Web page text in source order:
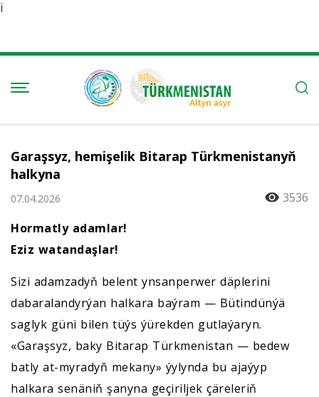
Ï
Garaşsyz, hemişelik Bitarap Türkmenistanyň
halkyna
07.04.2026
3536
Hormatly adamlar!
Eziz watandaşlar!
Sizi adamzadyň belent ynsanperwer däplerini
dabaralandyrýan halkara baýram — Bütindünýä
saglyk güni bilen tüýs ýürekden gutlaýaryn.
«Garaşsyz, baky Bitarap Türkmenistan — bedew
batly at-myradyň mekany» ýylynda bu ajaýyp
halkara senäniň şanyna geçiriljek çäreleriň